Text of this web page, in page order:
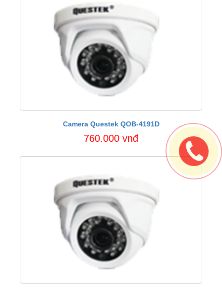
Camera Questek QOB-4191D
760.000 vnđ